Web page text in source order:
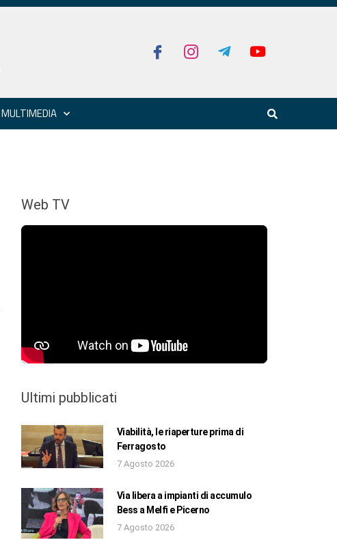
MULTIMEDIA
Web TV
Ultimi pubblicati
Viabilità, le riaperture prima di
Ferragosto
7 Agosto 2026
Via libera a impianti di accumulo
Bess a Melfi e Picerno
7 Agosto 2026